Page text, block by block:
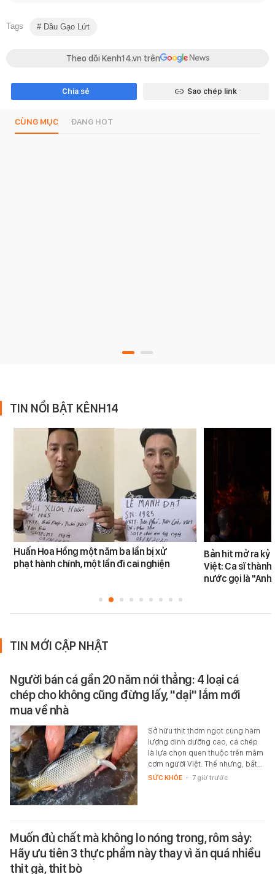
Tags Dầu Gạo Lứt
Theo dõi Kenh14.vn trên
Chia sẻ Sao chép link
CÙNG MỤC ĐANG HOT
TIN NỔI BẬT KÊNH14
Huấn Hoa Hồng một năm ba lần bị xử
phạt hành chính, một lần đi cai nghiện
Bản hit mở ra kỷ
Việt: Ca sĩ
nước gọi là "Anh
TIN MỚI CẬP NHẬT
Người bán cá gần 20 năm nói thẳng: 4 loại cá
chép cho không cũng đừng lấy, "dại" lắm mới
mua về nhà
Sở hữu thịt thơm ngọt cùng hàm
lượng dinh dưỡng cao, cá chép
là lựa chọn quen thuộc trên mâm
cơm người Việt. Thế nhưng, bất…
SỨC KHỎE - 7 giờ trước
Muốn đủ chất mà không lo nóng trong, rôm sảy:
Hãy ưu tiên 3 thực phẩm này thay vì ăn quá nhiều
thịt gà, thịt bò